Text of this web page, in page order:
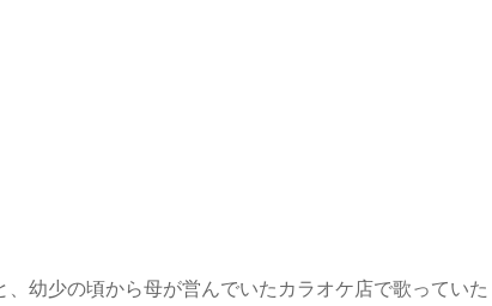
幼少の頃から母が営んでいたカラオケ店で歌っていた